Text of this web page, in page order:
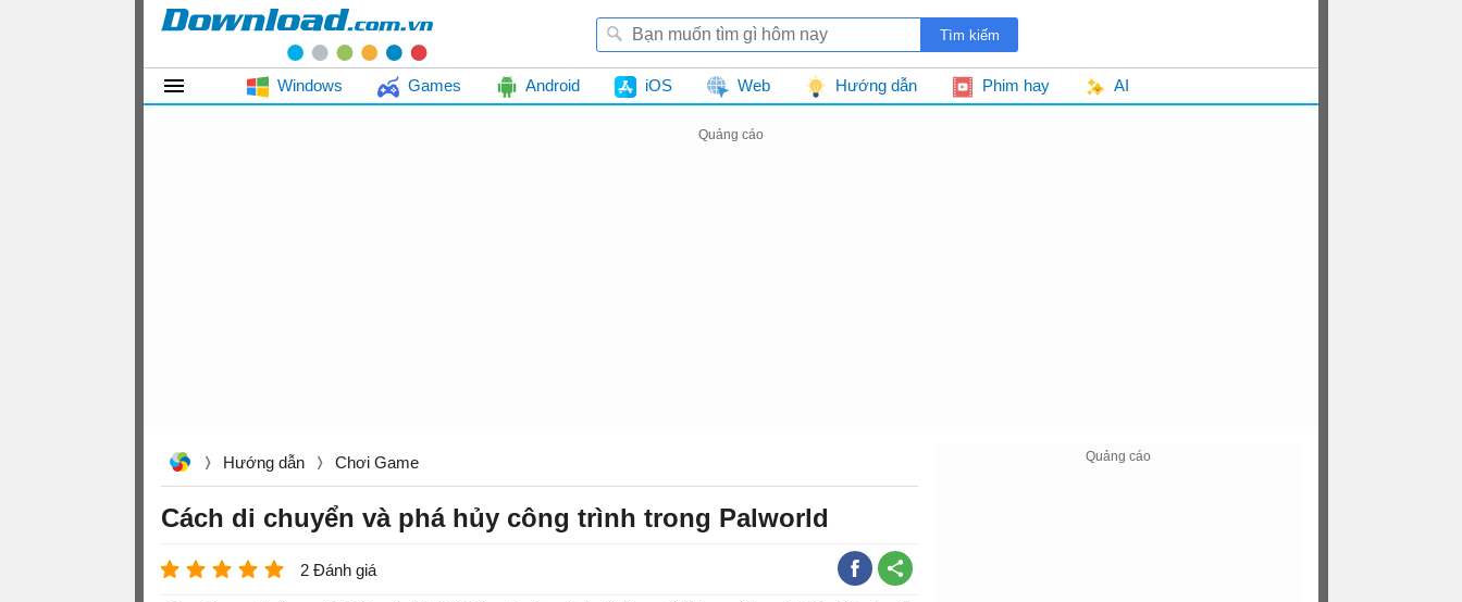
Windows Games Android iOS Web Hướng dẫn Phim hay AI
Hướng dẫn Chơi Game
Cách di chuyển và phá hủy công trình trong Palworld
2 Đánh giá